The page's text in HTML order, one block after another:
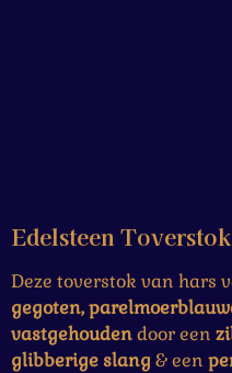
Edelsteen Toverstok
Deze toverstok van hars
gegoten,
vastgehoudendoor een
glibberige slang & een